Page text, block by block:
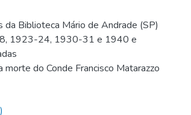
Biblioteca Mário de Andrade (SP)
1923-24, 1930-31 e 1940 e
do Conde Francisco Matarazzo